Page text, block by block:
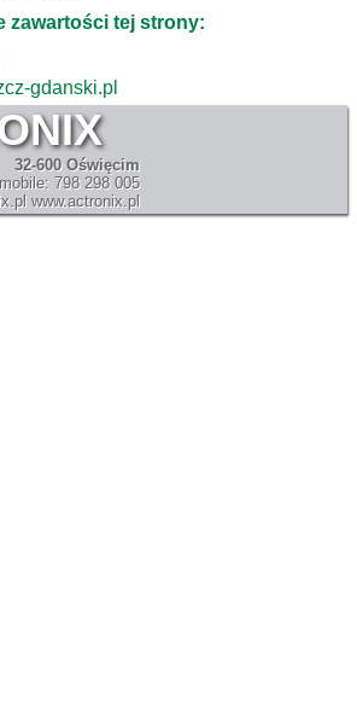
zawartości tej strony:
gdanski.pl
32-600 Oświęcim
mobile: 798 298 005
www.actronix.pl